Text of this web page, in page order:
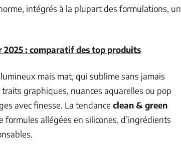
intégrés à la plupart des formulations, un
: comparatif des top produits
mais mat, qui sublime sans jamais
graphiques, nuances aquarelles ou pop
avec finesse. La tendance clean & green
allégées en silicones, d’ingrédients